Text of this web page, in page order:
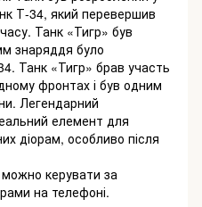
Т-34, який перевершив
Танк «Тигр» був
знаряддя було
Танк «Тигр» брав участь
фронтах і був одним
Легендарний
елемент для
діорам, особливо після
можно керувати за
на телефоні.